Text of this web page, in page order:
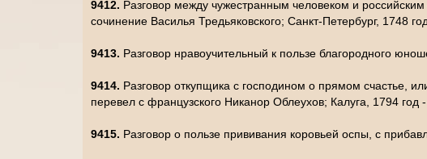
9412. Разговор между чужестранным человеком и
сочинение Василья Тредьяковского; Санкт-Петербург, 1748
9413. Разговор нравоучительный к пользе благородного
9414. Разговор откупщика с господином о прямом счастье,
перевел с французского Никанор Облеухов; Калуга, 1794 год -
9415. Разговор о пользе прививания коровьей оспы, с